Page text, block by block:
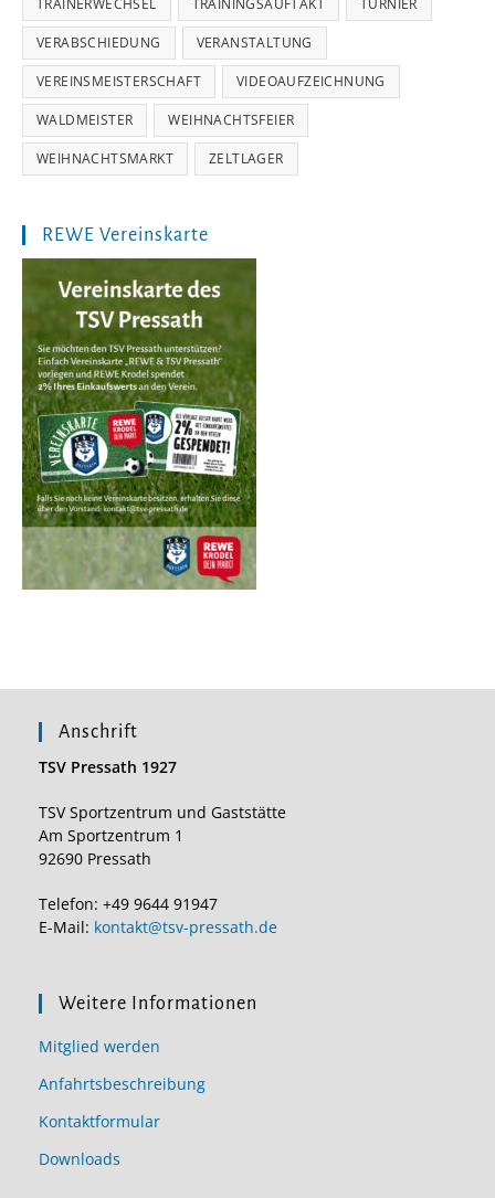
TRAINERWECHSEL TRAININGSAUFTAKT TURNIER
VERABSCHIEDUNG VERANSTALTUNG
VEREINSMEISTERSCHAFT VIDEOAUFZEICHNUNG
WALDMEISTER WEIHNACHTSFEIER
WEIHNACHTSMARKT ZELTLAGER
REWE Vereinskarte
Anschrift
TSV Pressath 1927
TSV Sportzentrum und Gaststätte
Am Sportzentrum 1
92690 Pressath
Telefon: +49 9644 91947
E-Mail: kontakt@tsv-pressath.de
Weitere Informationen
Mitglied werden
Anfahrtsbeschreibung
Kontaktformular
Downloads